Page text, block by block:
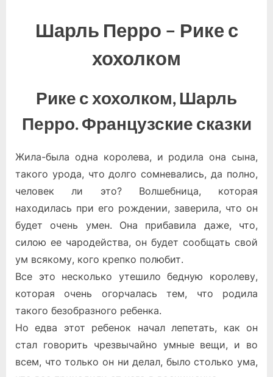
с
хохолком
Шарль Перро – Рике с
хохолком
Рике с хохолком, Шарль
Перро. Французские сказки
Жила-была одна королева, и родила она сына,
такого урода, что долго сомневались, да полно,
человек ли это? Волшебница, которая
находилась при его рождении, заверила, что он
будет очень умен. Она прибавила даже, что,
силою ее чародейства, он будет сообщать свой
ум всякому, кого крепко полюбит.
Все это несколько утешило бедную королеву,
которая очень огорчалась тем, что родила
такого безобразного ребенка.
Но едва этот ребенок начал лепетать, как он
стал говорить чрезвычайно умные вещи, и во
всем, что только он ни делал, было столько ума,